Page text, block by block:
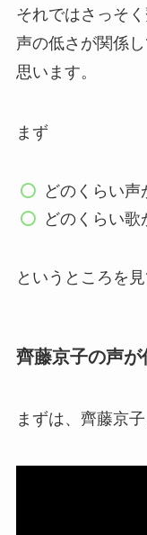
それではさっそ
声の低さが関係
思います。
まず
どのくらい声
どのくらい歌
というところを
齊藤京子の声が
まずは、齊藤京